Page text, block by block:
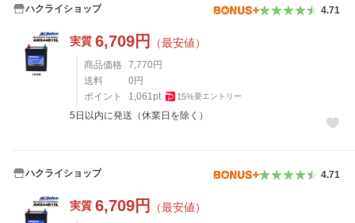
ハクライショップ 4.71
実質 6,709円 （最安値）
商品価格 7,770 円
送料
0 円
ポイント
1,061pt 15%要エントリー
5日以内に発送（休業日を除く）
ハクライショップ 4.71
実質 6,709円 （最安値）